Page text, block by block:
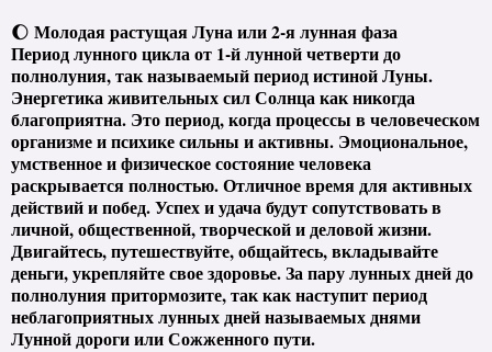
🌔 Молодая растущая Луна или 2-я лунная фаза
Период лунного цикла от 1-й лунной четверти до
полнолуния, так называемый период истиной Луны.
Энергетика живительных сил Солнца как никогда
благоприятна. Это период, когда процессы в человеческом
организме и психике сильны и активны. Эмоциональное,
умственное и физическое состояние человека
раскрывается полностью. Отличное время для активных
действий и побед. Успех и удача будут сопутствовать в
личной, общественной, творческой и деловой жизни.
Двигайтесь, путешествуйте, общайтесь, вкладывайте
деньги, укрепляйте свое здоровье. За пару лунных дней до
полнолуния притормозите, так как наступит период
неблагоприятных лунных дней называемых днями
Лунной дороги или Сожженного пути.